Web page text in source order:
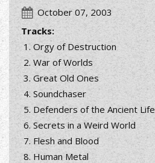
October 07, 2003
Tracks:
Orgy of Destruction
War of Worlds
Great Old Ones
Soundchaser
Defenders of the Ancient Life
Secrets in a Weird World
Flesh and Blood
Human Metal